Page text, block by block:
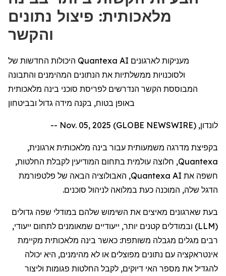
מלאכותית: פיצול נתונים
והקשר
היכולות החדשות של Quantexa AI מעניקות לארגונים
ולסוכנויות ממשלתיות את הנתונים המהימנים והתבונה
המבוססת הקשר הנדרשים לפריסת סוכני בינה מלאכותית
באופן בטוח, בקנה מידה גדול ובביטחון
לונדון, Nov. 05, 2025 (GLOBE NEWSWIRE) --
בקפיצת מדרגה משמעותית עבור בינה מלאכותית ארגונית,
Quantexa, חלוצה עולמית בתחום המודיעין לקבלת החלטות,
חשפה את Quantexa AI, האבולוציה הבאה של פלטפורמת
הדגל שלה, המוכנה כעת במלואה לניהול סוכנים.
בעת שארגונים מאיצים את השימוש שלהם במודלי שפה גדולים
(
LLM) ובמודלים קטנים יותר, ייעודיים שמאומנים לתחום ייעודי,
רבים מגלים מגבלה משותפת: כאשר בינה מלאכותית מקיימת
אינטראקציה עם נתונים מפוצלים או לא מהימנים, היא יכולה
להגדיל את מספר האי דיוקים, לקבל החלטות פגומות וליצור